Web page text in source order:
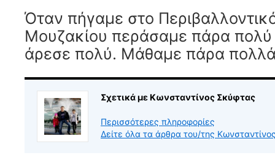
Όταν πήγαμε στο
Μουζακίου περάσαμε πάρα
άρεσε πολύ. Μάθαμε πάρα
Σχετικά με Κωνσταντίνος Σκύφτας
Περισσότερες πληροφορίες
Δείτε όλα τα άρθρα του/της